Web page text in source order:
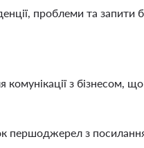
проблеми та запити
з бізнесом,
першоджерел з